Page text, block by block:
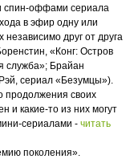
спин-оффами сериала
в эфир одну или
друг от друга
«Конг: Остров
служба»; Брайан
сериал «Безумцы»).
продолжения своих
и какие-то из них могут
сериалами - читать
поколения».